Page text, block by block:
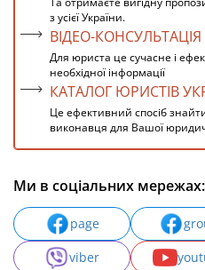
з усієї України.
ВІДЕО-КОНСУЛЬТАЦІЯ
Для юриста це сучасне і
необхідної інформації
КАТАЛОГ ЮРИСТІВ
Це ефективний спосіб
виконавця для Вашої
Ми в соціальних мережах:
page
viber